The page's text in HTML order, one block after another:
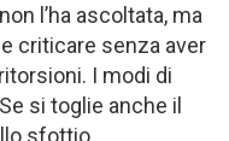
l’ha ascoltata, ma
criticare senza aver
I modi di
si toglie anche il
sfottio